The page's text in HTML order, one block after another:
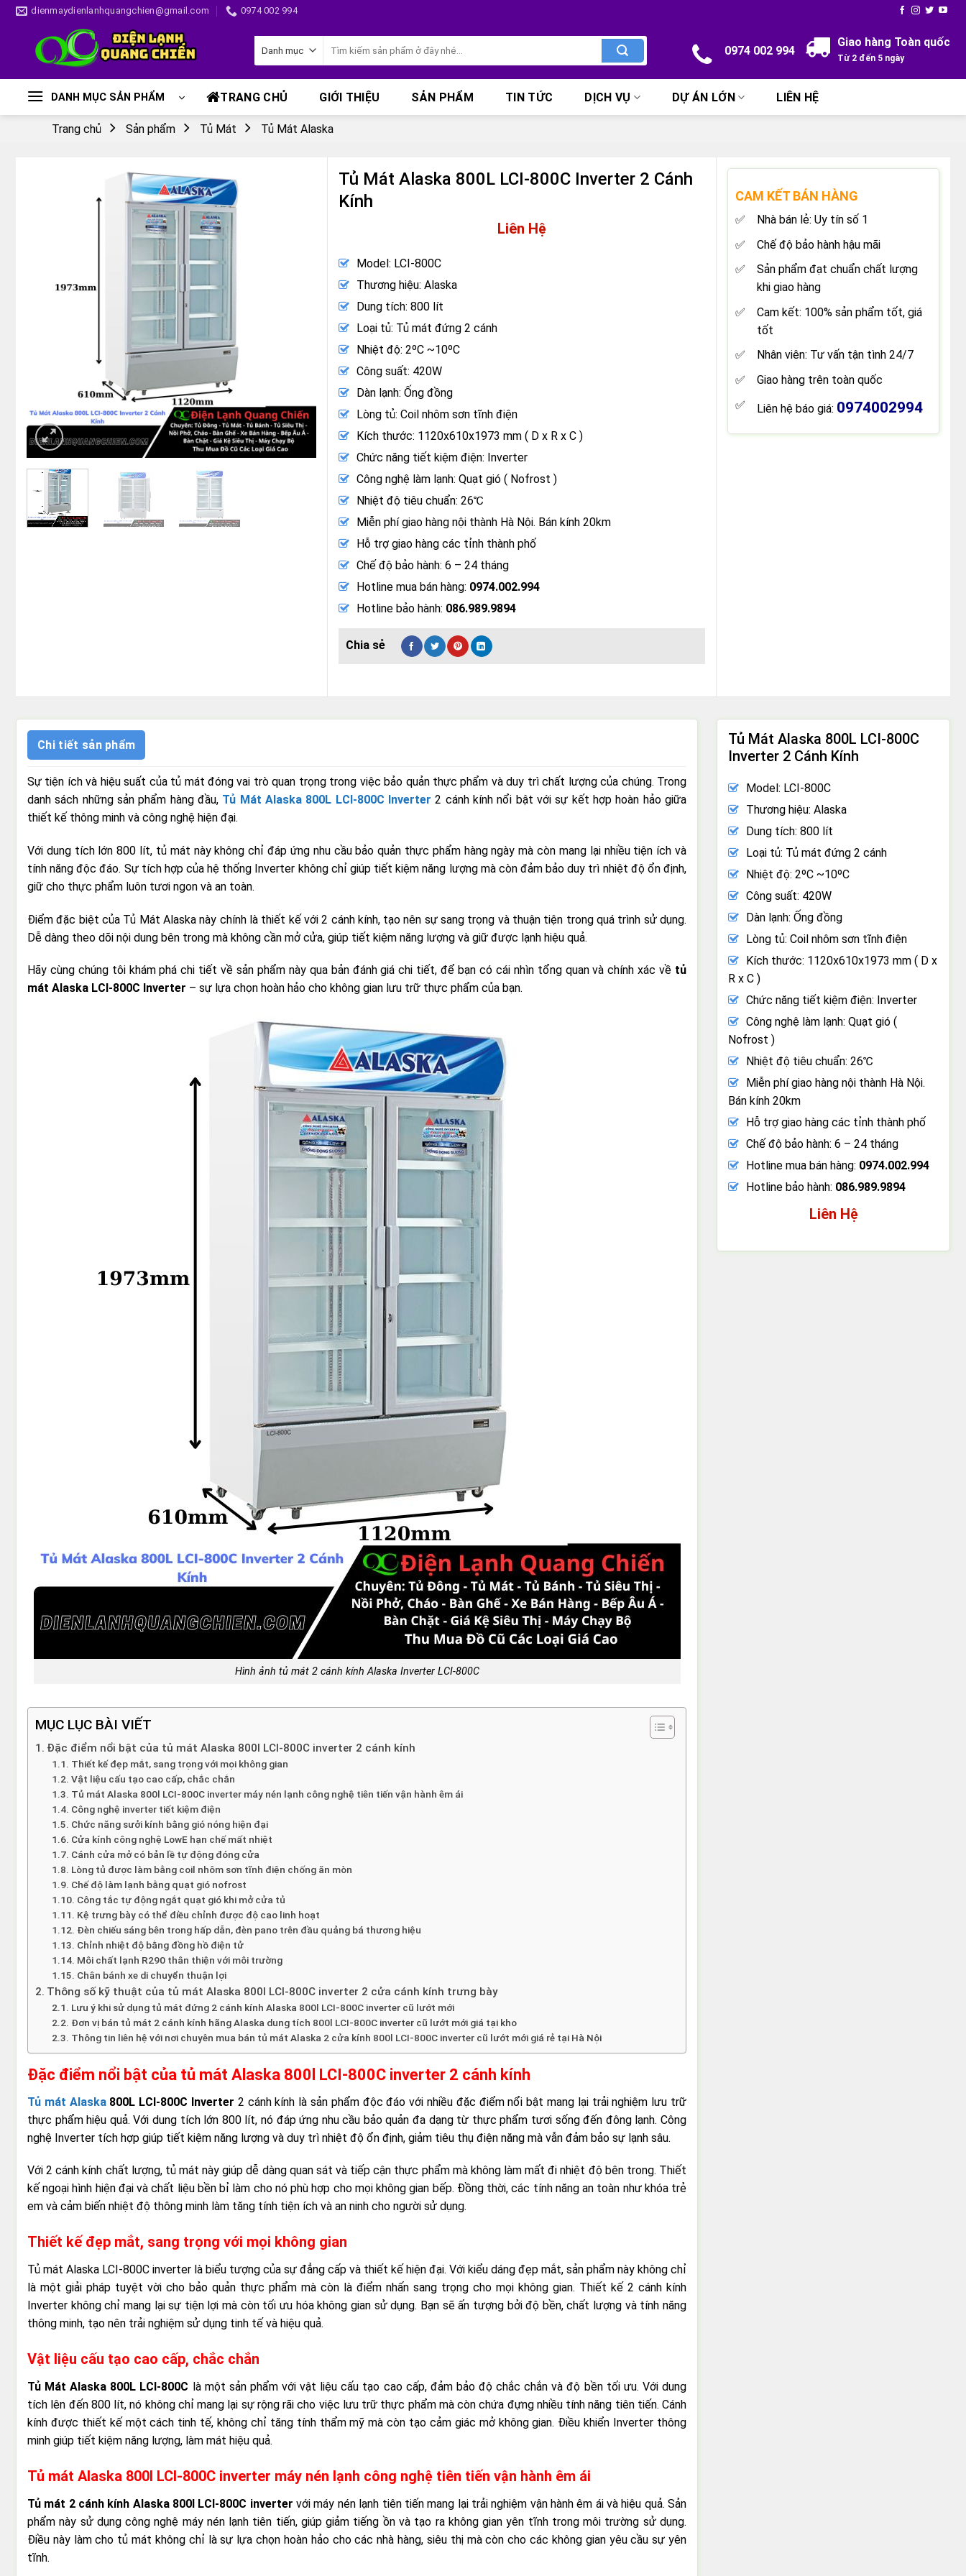
Skip
content
dienmaydienlanhquangchien@gmail.com 0974 002 994
kiếm:
0974 002 994
Giao hàng Toàn quốc
Từ 2 đến 5 ngày
DANH MỤC SẢN PHẨM TRANG CHỦ GIỚI THIỆU SẢN PHẨM TIN TỨC DỊCH VỤ DỰ ÁN LỚN LIÊN HỆ
Trang chủ Sản phẩm Tủ Mát Tủ Mát Alaska
Tủ Mát Alaska 800L LCI-800C Inverter 2 Cánh
Kính
Liên Hệ
Model: LCI-800C
Thương hiệu: Alaska
Dung tích: 800 lít
Loại tủ: Tủ mát đứng 2 cánh
Nhiệt độ: 2ºC ~10ºC
Công suất: 420W
Dàn lạnh: Ống đồng
Lòng tủ: Coil nhôm sơn tĩnh điện
Kích thước: 1120x610x1973 mm ( D x R x C )
Chức năng tiết kiệm điện: Inverter
Công nghệ làm lạnh: Quạt gió ( Nofrost )
Nhiệt độ tiêu chuẩn: 26℃
Miễn phí giao hàng nội thành Hà Nội. Bán kính 20km
Hỗ trợ giao hàng các tỉnh thành phố
Chế độ bảo hành: 6 – 24 tháng
Hotline mua bán hàng: 0974.002.994
Hotline bảo hành: 086.989.9894
CAM KẾT BÁN HÀNG
Nhà bán lẻ: Uy tín số 1
Chế độ bảo hành hậu mãi
Sản phẩm đạt chuẩn chất lượng
khi giao hàng
Cam kết: 100% sản phẩm tốt, giá
tốt
Nhân viên: Tư vấn tận tình 24/7
Giao hàng trên toàn quốc
Liên hệ báo giá: 0974002994
Chi tiết sản phẩm
Sự tiện ích và hiệu suất của tủ mát đóng vai trò quan trọng trong việc bảo quản thực phẩm và duy trì chất lượng của chúng. Trong
danh sách những sản phẩm hàng đầu, Tủ Mát Alaska 800L LCI-800C Inverter 2 cánh kính nổi bật với sự kết hợp hoàn hảo giữa
thiết kế thông minh và công nghệ hiện đại.
Với dung tích lớn 800 lít, tủ mát này không chỉ đáp ứng nhu cầu bảo quản thực phẩm hàng ngày mà còn mang lại nhiều tiện ích và
tính năng độc đáo. Sự tích hợp của hệ thống Inverter không chỉ giúp tiết kiệm năng lượng mà còn đảm bảo duy trì nhiệt độ ổn định,
giữ cho thực phẩm luôn tươi ngon và an toàn.
Điểm đặc biệt của Tủ Mát Alaska này chính là thiết kế với 2 cánh kính, tạo nên sự sang trọng và thuận tiện trong quá trình sử dụng.
Dễ dàng theo dõi nội dung bên trong mà không cần mở cửa, giúp tiết kiệm năng lượng và giữ được lạnh hiệu quả.
Hãy cùng chúng tôi khám phá chi tiết về sản phẩm này qua bản đánh giá chi tiết, để bạn có cái nhìn tổng quan và chính xác về tủ
mát Alaska LCI-800C Inverter – sự lựa chọn hoàn hảo cho không gian lưu trữ thực phẩm của bạn.
Hình ảnh tủ mát 2 cánh kính Alaska Inverter LCI-800C
MỤC LỤC BÀI VIẾT
Đặc điểm nổi bật của tủ mát Alaska 800l LCI-800C inverter 2 cánh kính
Thiết kế đẹp mắt, sang trọng với mọi không gian
Vật liệu cấu tạo cao cấp, chắc chắn
Tủ mát Alaska 800l LCI-800C inverter máy nén lạnh công nghệ tiên tiến vận hành êm ái
Công nghệ inverter tiết kiệm điện
Chức năng sưởi kính bằng gió nóng hiện đại
Cửa kính công nghệ LowE hạn chế mất nhiệt
Cánh cửa mở có bản lề tự động đóng cửa
Lòng tủ được làm bằng coil nhôm sơn tĩnh điện chống ăn mòn
Chế độ làm lạnh bằng quạt gió nofrost
Công tắc tự động ngắt quạt gió khi mở cửa tủ
Kệ trưng bày có thể điều chỉnh được độ cao linh hoạt
Đèn chiếu sáng bên trong hấp dẫn, đèn pano trên đầu quảng bá thương hiệu
Chỉnh nhiệt độ bằng đồng hồ điện tử
Môi chất lạnh R290 thân thiện với môi trường
Chân bánh xe di chuyển thuận lợi
Thông số kỹ thuật của tủ mát Alaska 800l LCI-800C inverter 2 cửa cánh kính trưng bày
Lưu ý khi sử dụng tủ mát đứng 2 cánh kính Alaska 800l LCI-800C inverter cũ lướt mới
Đơn vị bán tủ mát 2 cánh kính hãng Alaska dung tích 800l LCI-800C inverter cũ lướt mới giá tại kho
Thông tin liên hệ với nơi chuyên mua bán tủ mát Alaska 2 cửa kính 800l LCI-800C inverter cũ lướt mới giá rẻ tại Hà Nội
Đặc điểm nổi bật của tủ mát Alaska 800l LCI-800C inverter 2 cánh kính
Tủ mát Alaska800L LCI-800C Inverter 2 cánh kính là sản phẩm độc đáo với nhiều đặc điểm nổi bật mang lại trải nghiệm lưu trữ
thực phẩm hiệu quả. Với dung tích lớn 800 lít, nó đáp ứng nhu cầu bảo quản đa dạng từ thực phẩm tươi sống đến đông lạnh. Công
nghệ Inverter tích hợp giúp tiết kiệm năng lượng và duy trì nhiệt độ ổn định, giảm tiêu thụ điện năng mà vẫn đảm bảo sự lạnh sâu.
Với 2 cánh kính chất lượng, tủ mát này giúp dễ dàng quan sát và tiếp cận thực phẩm mà không làm mất đi nhiệt độ bên trong. Thiết
kế ngoại hình hiện đại và chất liệu bền bỉ làm cho nó phù hợp cho mọi không gian bếp. Đồng thời, các tính năng an toàn như khóa trẻ
em và cảm biến nhiệt độ thông minh làm tăng tính tiện ích và an ninh cho người sử dụng.
Thiết kế đẹp mắt, sang trọng với mọi không gian
Tủ mát Alaska LCI-800C inverter là biểu tượng của sự đẳng cấp và thiết kế hiện đại. Với kiểu dáng đẹp mắt, sản phẩm này không chỉ
là một giải pháp tuyệt vời cho bảo quản thực phẩm mà còn là điểm nhấn sang trọng cho mọi không gian. Thiết kế 2 cánh kính
Inverter không chỉ mang lại sự tiện lợi mà còn tối ưu hóa không gian sử dụng. Bạn sẽ ấn tượng bởi độ bền, chất lượng và tính năng
thông minh, tạo nên trải nghiệm sử dụng tinh tế và hiệu quả.
Vật liệu cấu tạo cao cấp, chắc chắn
Tủ Mát Alaska 800L LCI-800C là một sản phẩm với vật liệu cấu tạo cao cấp, đảm bảo độ chắc chắn và độ bền tối ưu. Với dung
tích lên đến 800 lít, nó không chỉ mang lại sự rộng rãi cho việc lưu trữ thực phẩm mà còn chứa đựng nhiều tính năng tiên tiến. Cánh
kính được thiết kế một cách tinh tế, không chỉ tăng tính thẩm mỹ mà còn tạo cảm giác mở không gian. Điều khiển Inverter thông
minh giúp tiết kiệm năng lượng, làm mát hiệu quả.
Tủ mát Alaska 800l LCI-800C inverter máy nén lạnh công nghệ tiên tiến vận hành êm ái
Tủ mát 2 cánh kính Alaska 800l LCI-800C inverter với máy nén lạnh tiên tiến mang lại trải nghiệm vận hành êm ái và hiệu quả. Sản
phẩm này sử dụng công nghệ máy nén lạnh tiên tiến, giúp giảm tiếng ồn và tạo ra không gian yên tĩnh trong môi trường sử dụng.
Điều này làm cho tủ mát không chỉ là sự lựa chọn hoàn hảo cho các nhà hàng, siêu thị mà còn cho các không gian yêu cầu sự yên
tĩnh.
Tủ Mát Alaska 800L LCI-800C
Inverter 2 Cánh Kính
Model: LCI-800C
Thương hiệu: Alaska
Dung tích: 800 lít
Loại tủ: Tủ mát đứng 2 cánh
Nhiệt độ: 2ºC ~10ºC
Công suất: 420W
Dàn lạnh: Ống đồng
Lòng tủ: Coil nhôm sơn tĩnh điện
Kích thước: 1120x610x1973 mm ( D x
R x C )
Chức năng tiết kiệm điện: Inverter
Công nghệ làm lạnh: Quạt gió (
Nofrost )
Nhiệt độ tiêu chuẩn: 26℃
Miễn phí giao hàng nội thành Hà Nội.
Bán kính 20km
Hỗ trợ giao hàng các tỉnh thành phố
Chế độ bảo hành: 6 – 24 tháng
Hotline mua bán hàng: 0974.002.994
Hotline bảo hành: 086.989.9894
Liên Hệ